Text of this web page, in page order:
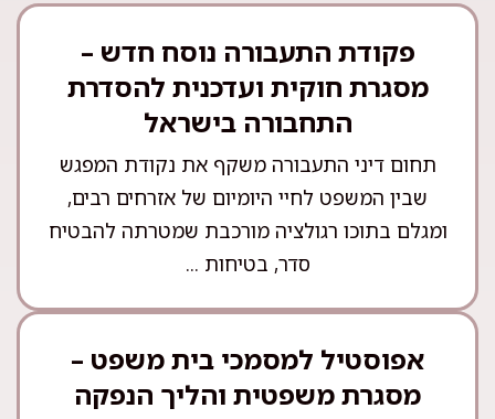
פקודת התעבורה נוסח חדש –
מסגרת חוקית ועדכנית להסדרת
התחבורה בישראל
תחום דיני התעבורה משקף את נקודת המפגש
שבין המשפט לחיי היומיום של אזרחים רבים,
ומגלם בתוכו רגולציה מורכבת שמטרתה להבטיח
סדר, בטיחות ...
אפוסטיל למסמכי בית משפט –
מסגרת משפטית והליך הנפקה